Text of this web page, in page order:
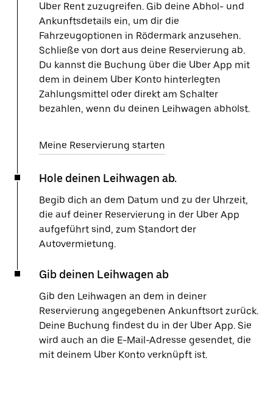
Uber Rent zuzugreifen. Gib deine Abhol- und
Ankunftsdetails ein, um dir die
Fahrzeugoptionen in Rödermark anzusehen.
Schließe von dort aus deine Reservierung ab.
Du kannst die Buchung über die Uber App mit
dem in deinem Uber Konto hinterlegten
Zahlungsmittel oder direkt am Schalter
bezahlen, wenn du deinen Leihwagen abholst.
Meine Reservierung starten
Hole deinen Leihwagen ab.
Begib dich an dem Datum und zu der Uhrzeit,
die auf deiner Reservierung in der Uber App
aufgeführt sind, zum Standort der
Autovermietung.
Gib deinen Leihwagen ab
Gib den Leihwagen an dem in deiner
Reservierung angegebenen Ankunftsort zurück.
Deine Buchung findest du in der Uber App. Sie
wird auch an die E-Mail-Adresse gesendet, die
mit deinem Uber Konto verknüpft ist.